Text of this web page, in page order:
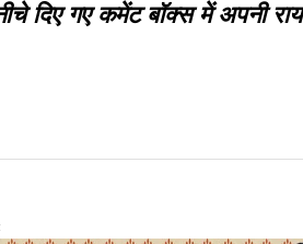
दिए गए कमेंट बॉक्स में अपनी राय